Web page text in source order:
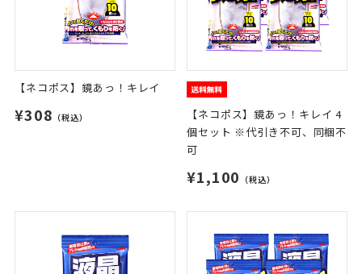
【ネコポス】鏡あっ！キレイ
¥308 （税込）
【ネコポス】鏡あっ！キレイ 4
個セット ※代引き不可、同梱不
可
¥1,100 （税込）